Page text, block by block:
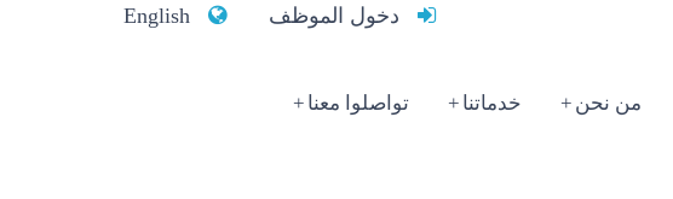
دخول الموظف English
من نحن خدماتنا تواصلوا معنا